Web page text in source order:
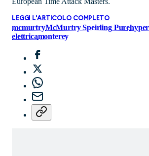
LEGGI L'ARTICOLO COMPLETO
mcmurtryMcMurtry Speirling Pure
elettricamonterey